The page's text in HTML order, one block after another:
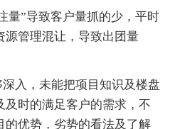
量”导致客户量抓的少，平时
源管理混让，导致出团量
入，未能把项目知识及楼盘
时的满足客户的需求，不
的优势，劣势的看法及了解